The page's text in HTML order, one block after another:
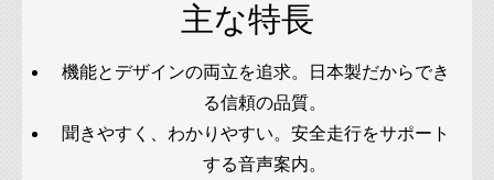
主な特長
機能とデザインの両立を追求。日本製だからでき
る信頼の品質。
聞きやすく、わかりやすい。安全走行をサポート
する音声案内。